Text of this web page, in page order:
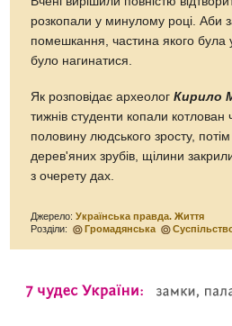
розкопали у минулому році. Аби
помешкання, частина якого була
було нагинатися.
Як розповідає археологКирило
тижнів студенти копали котлован
половину людського зросту,
дерев'яних зрубів, щілини
з очерету дах.
Джерело:Українська правда. Життя
Розділи:
Громадянська